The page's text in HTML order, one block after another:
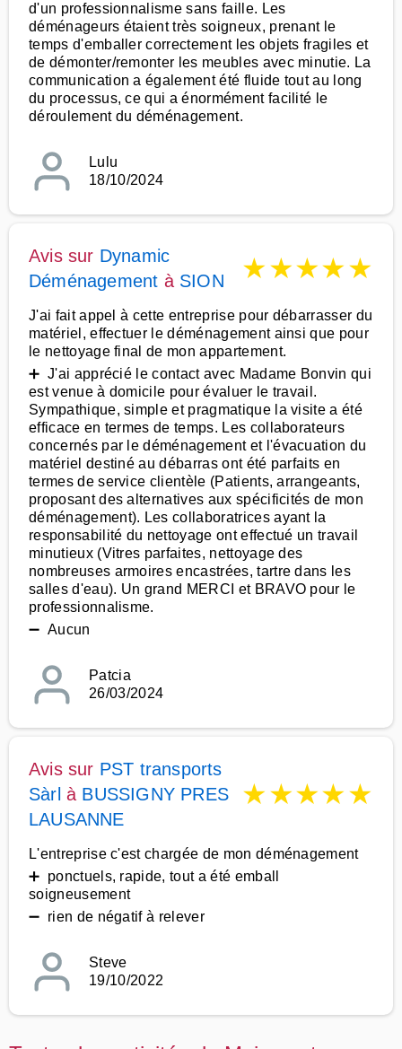
d'un professionnalisme sans faille. Les
déménageurs étaient très soigneux, prenant le
temps d'emballer correctement les objets fragiles et
de démonter/remonter les meubles avec minutie. La
communication a également été fluide tout au long
du processus, ce qui a énormément facilité le
déroulement du déménagement.
Lulu
18/10/2024
Avis sur Dynamic
Déménagement à SION ★★★★★
J'ai fait appel à cette entreprise pour débarrasser du
matériel, effectuer le déménagement ainsi que pour
le nettoyage final de mon appartement.
➕ J'ai apprécié le contact avec Madame Bonvin qui
est venue à domicile pour évaluer le travail.
Sympathique, simple et pragmatique la visite a été
efficace en termes de temps. Les collaborateurs
concernés par le déménagement et l'évacuation du
matériel destiné au débarras ont été parfaits en
termes de service clientèle (Patients, arrangeants,
proposant des alternatives aux spécificités de mon
déménagement). Les collaboratrices ayant la
responsabilité du nettoyage ont effectué un travail
minutieux (Vitres parfaites, nettoyage des
nombreuses armoires encastrées, tartre dans les
salles d'eau). Un grand MERCI et BRAVO pour le
professionnalisme.
➖ Aucun
Patcia
26/03/2024
Avis sur PST transports
Sàrl à BUSSIGNY PRES
LAUSANNE
★★★★★
L'entreprise c'est chargée de mon déménagement
➕ ponctuels, rapide, tout a été emball
soigneusement
➖ rien de négatif à relever
Steve
19/10/2022